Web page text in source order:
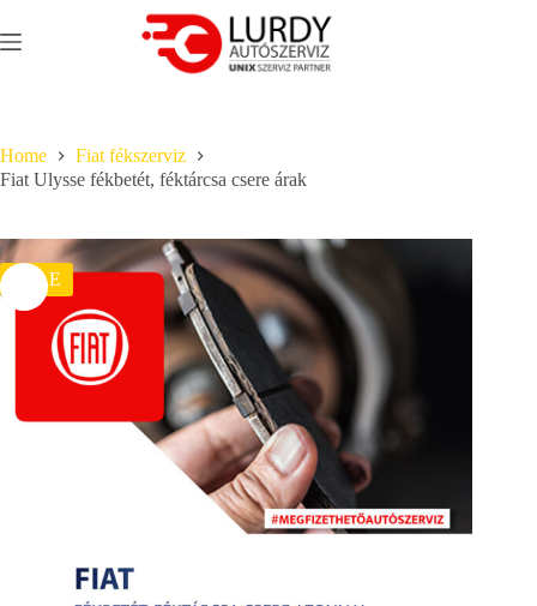
to
content
Home
Fiat fékszerviz
Fiat Ulysse fékbetét, féktárcsa csere árak
SALE